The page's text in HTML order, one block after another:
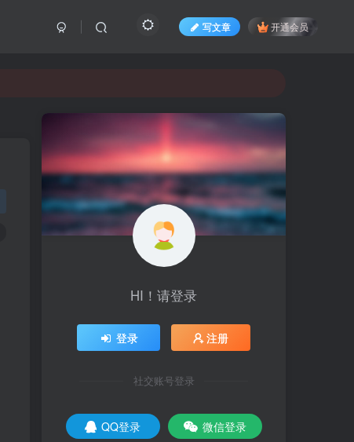
写文章 开通会员
HI！请登录
登录 注册
社交账号登录
QQ登录 微信登录